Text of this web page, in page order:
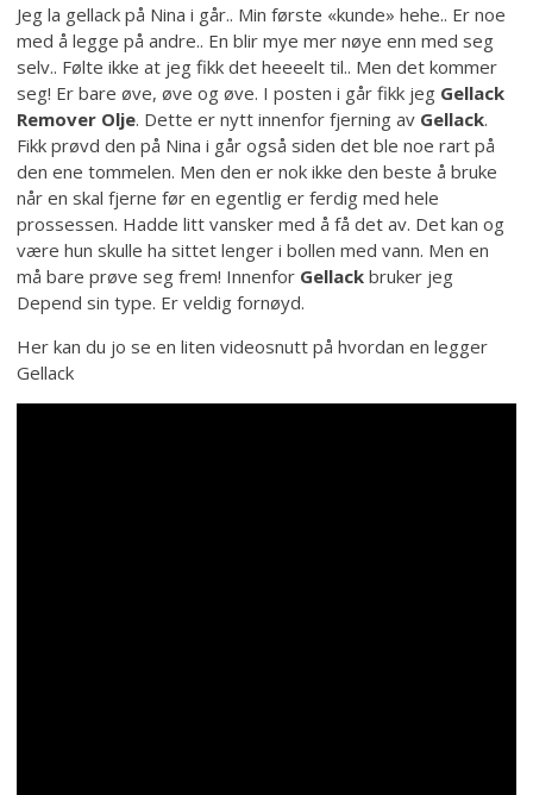
Jeg la gellack på Nina i går.. Min første «kunde» hehe.. Er noe
med å legge på andre.. En blir mye mer nøye enn med seg
selv.. Følte ikke at jeg fikk det heeeelt til.. Men det kommer
seg! Er bare øve, øve og øve. I posten i går fikk jeg Gellack
Remover Olje. Dette er nytt innenfor fjerning av Gellack.
Fikk prøvd den på Nina i går også siden det ble noe rart på
den ene tommelen. Men den er nok ikke den beste å bruke
når en skal fjerne før en egentlig er ferdig med hele
prossessen. Hadde litt vansker med å få det av. Det kan og
være hun skulle ha sittet lenger i bollen med vann. Men en
må bare prøve seg frem! Innenfor Gellack bruker jeg
Depend sin type. Er veldig fornøyd.
Her kan du jo se en liten videosnutt på hvordan en legger
Gellack